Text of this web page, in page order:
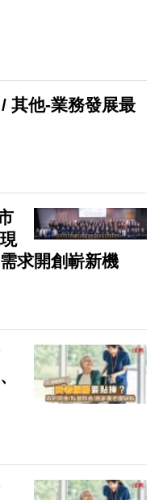
其他-業務發展最
求開創嶄新機